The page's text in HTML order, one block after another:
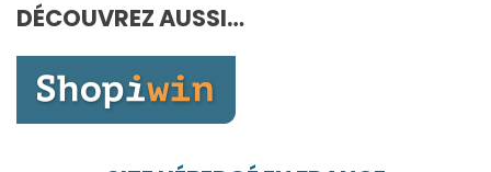
à
DÉCOUVREZ AUSSI…